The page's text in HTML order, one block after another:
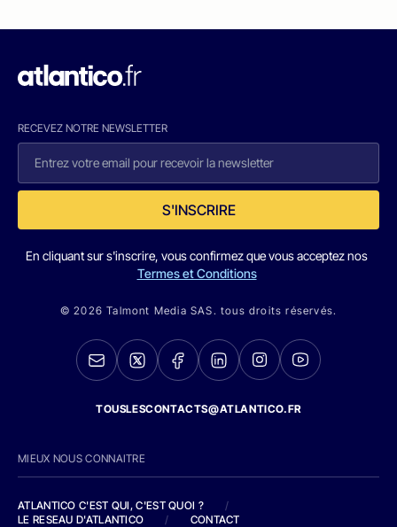
RECEVEZ NOTRE NEWSLETTER
S'INSCRIRE
En cliquant sur s'inscrire, vous confirmez que vous acceptez nos
Termes et Conditions
© 2026 Talmont Media SAS. tous droits réservés.
TOUSLESCONTACTS@ATLANTICO.FR
MIEUX NOUS CONNAITRE
ATLANTICO C'EST QUI, C'EST QUOI ?
/
LE RESEAU D'ATLANTICO
/ CONTACT